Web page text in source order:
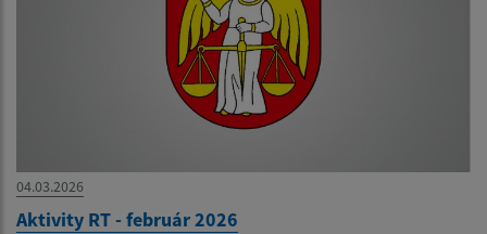
04.03.2026
Aktivity RT - február 2026